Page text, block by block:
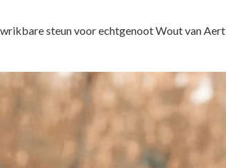
steun voor echtgenoot Wout van Aert